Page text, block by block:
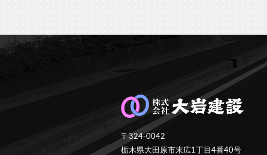
〒324-0042
栃木県大田原市末広1丁目4番40号